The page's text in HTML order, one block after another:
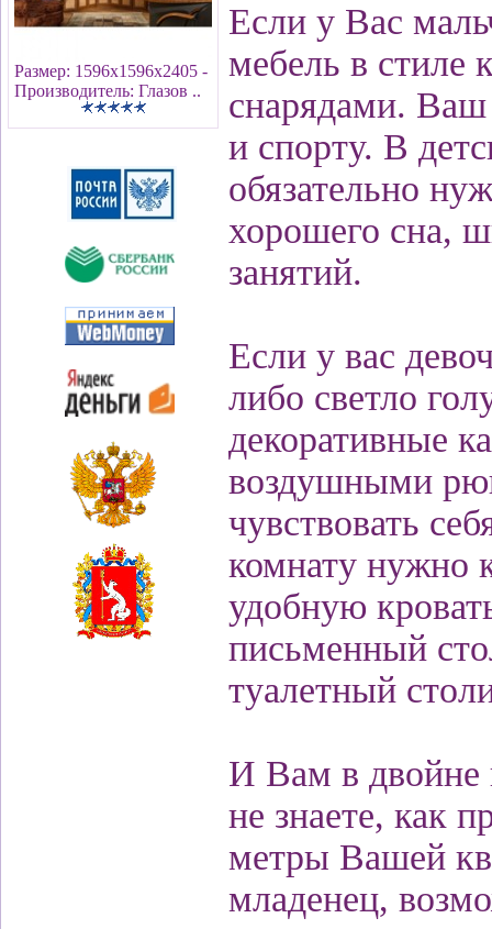
Размер: 1596х1596х2405 -
Производитель: Глазов ..
Если у Вас
мебель в стиле
снарядами. Ваш
и спорту. В
обязательно
хорошего сна,
занятий.
Если у вас
либо светло
декоративные
воздушными
чувствовать
комнату нужно
удобную
письменный
туалетный
И Вам в двойне
не знаете, как
метры Вашей
младенец,